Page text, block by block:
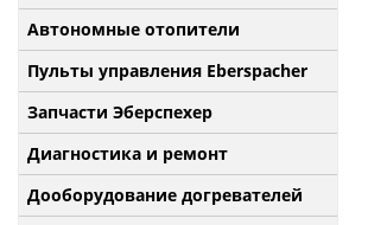
Автономные отопители
Пульты управления Eberspacher
Запчасти Эберспехер
Диагностика и ремонт
Дооборудование догревателей